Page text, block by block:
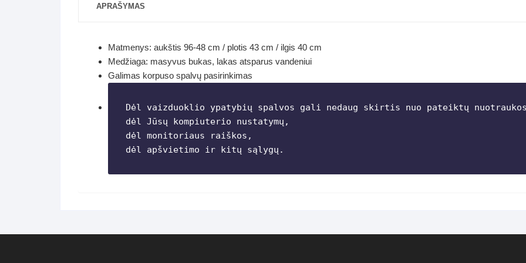
APRAŠYMAS
Matmenys: aukštis 96-48 cm / plotis 43 cm / ilgis 40 cm
Medžiaga: masyvus bukas, lakas atsparus vandeniui
Galimas korpuso spalvų pasirinkimas
Dėl vaizduoklio ypatybių spalvos gali nedaug skirtis nuo pateiktų
dėl Jūsų kompiuterio nustatymų,
dėl monitoriaus raiškos,
dėl apšvietimo ir kitų sąlygų.